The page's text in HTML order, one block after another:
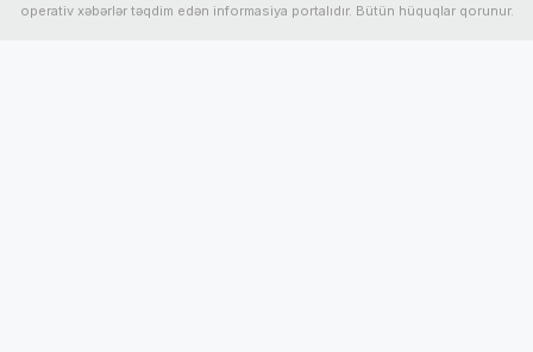
operativ xəbərlər təqdim edən informasiya portalıdır. Bütün hüquqlar qorunur.